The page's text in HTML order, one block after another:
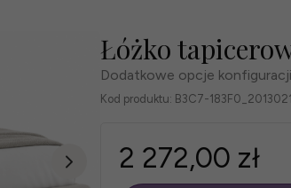
Łóżko
Dodatkowe opcje konfiguracji
Kod produktu: B3C7-
2 272,00 zł